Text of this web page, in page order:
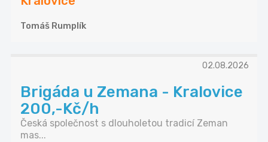
Tomáš Rumplík
02.08.2026
Brigáda u Zemana - Kralovice
200,-Kč/h
Česká společnost s dlouholetou tradicí Zeman
mas...